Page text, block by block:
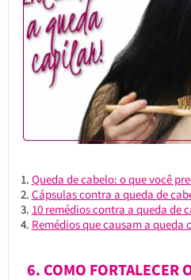
Queda de cabelo: o que você
Cápsulas contra a queda de
10 remédios contra a queda de
Remédios que causam a queda
6. COMO FORTALECER